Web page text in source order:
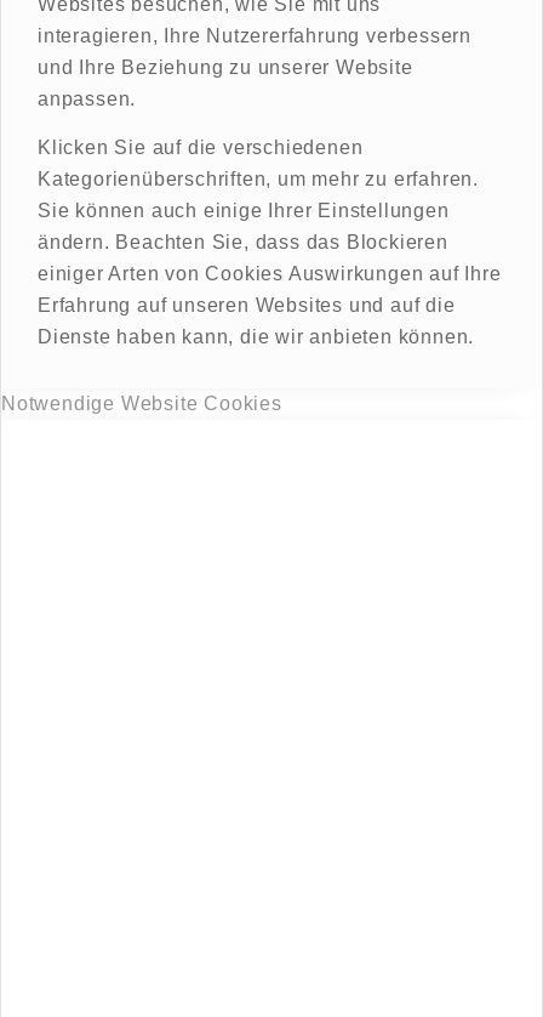
Websites besuchen, wie Sie mit uns
interagieren, Ihre Nutzererfahrung verbessern
und Ihre Beziehung zu unserer Website
anpassen.
Klicken Sie auf die verschiedenen
Kategorienüberschriften, um mehr zu erfahren.
Sie können auch einige Ihrer Einstellungen
ändern. Beachten Sie, dass das Blockieren
einiger Arten von Cookies Auswirkungen auf Ihre
Erfahrung auf unseren Websites und auf die
Dienste haben kann, die wir anbieten können.
Notwendige Website Cookies